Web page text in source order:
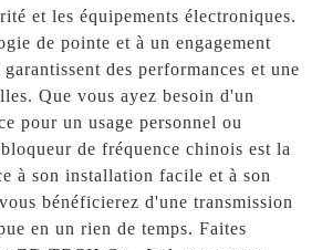
et les équipements électroniques.
de pointe et à un engagement
des performances et une
Que vous ayez besoin d'un
pour un usage personnel ou
de fréquence chinois est la
à son installation facile et à son
bénéficierez d'une transmission
en un rien de temps. Faites